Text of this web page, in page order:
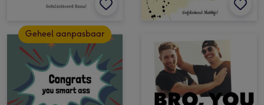
Geheel aanpasbaar